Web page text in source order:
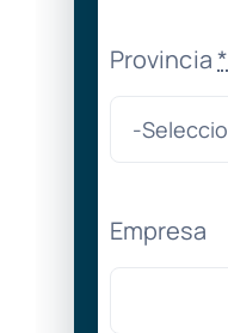
Provincia*
Empresa